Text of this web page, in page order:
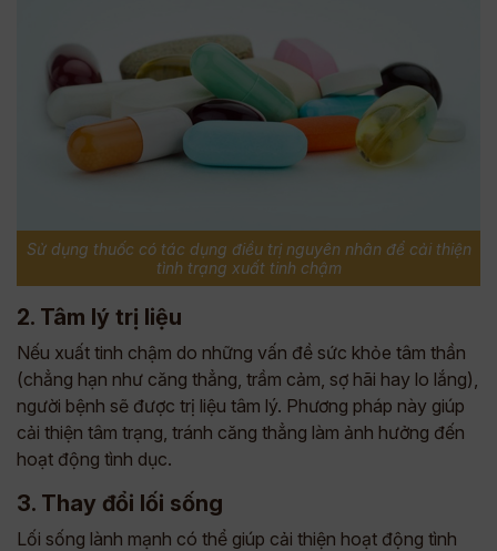
Sử dụng thuốc có tác dụng điều trị nguyên nhân để cải thiện
tình trạng xuất tinh chậm
2. Tâm lý trị liệu
Nếu xuất tinh chậm do những vấn đề sức khỏe tâm thần
(chẳng hạn như căng thẳng, trầm cảm, sợ hãi hay lo lắng),
người bệnh sẽ được trị liệu tâm lý. Phương pháp này giúp
cải thiện tâm trạng, tránh căng thẳng làm ảnh hưởng đến
hoạt động tình dục.
3. Thay đổi lối sống
Lối sống lành mạnh có thể giúp cải thiện hoạt động tình